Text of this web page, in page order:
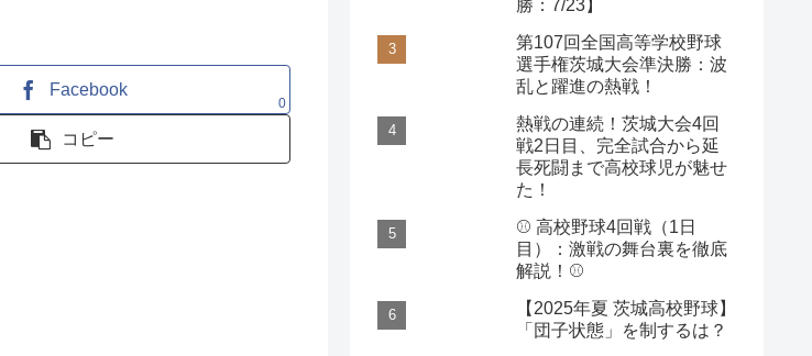
Facebook
0
コピー
勝：7/23】
第107回全国高等学校野球
選手権茨城大会準決勝：波
乱と躍進の熱戦！
熱戦の連続！茨城大会4回
戦2日目、完全試合から延
長死闘まで高校球児が魅せ
た！
⚾️ 高校野球4回戦（1日
目）：激戦の舞台裏を徹底
解説！⚾️
【2025年夏 茨城高校野球】
「団子状態」を制するは？